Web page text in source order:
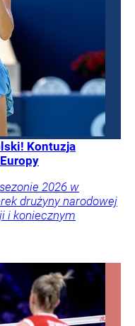
Kontuzja
2026 w
drużyny narodowej
i koniecznym